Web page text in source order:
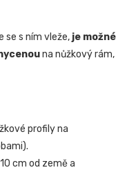
se s ním vleže, je možné
na nůžkový rám,
profily na
cm od země a